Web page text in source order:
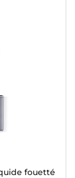
fouetté